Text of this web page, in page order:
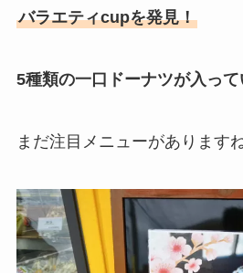
バラエティcupを発見！
5種類の一口ドーナツが入って
まだ注目メニューがあります